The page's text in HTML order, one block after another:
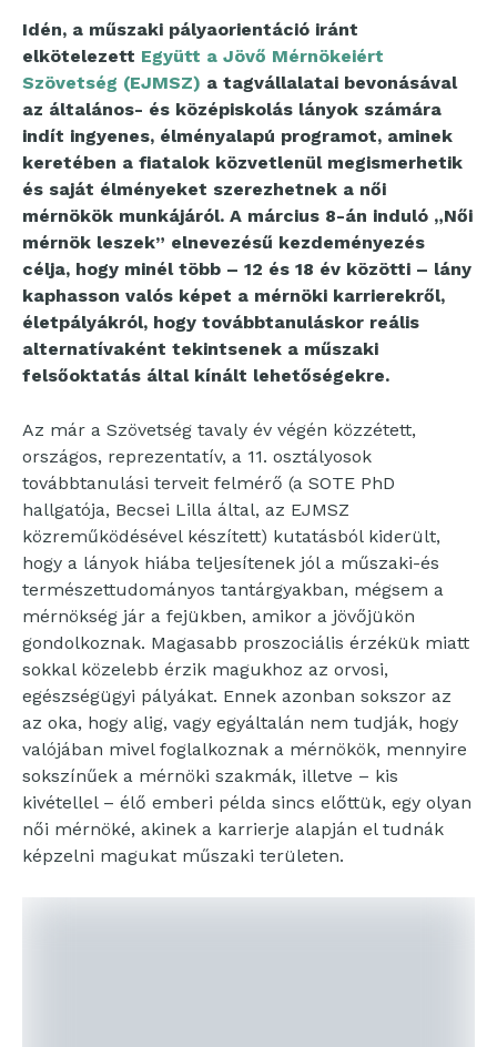
Idén, a műszaki pályaorientáció iránt
elkötelezett Együtt a Jövő Mérnökeiért
Szövetség (EJMSZ) a tagvállalatai bevonásával
az általános- és középiskolás lányok számára
indít ingyenes, élményalapú programot, aminek
keretében a fiatalok közvetlenül megismerhetik
és saját élményeket szerezhetnek a női
mérnökök munkájáról. A március 8-án induló „Női
mérnök leszek” elnevezésű kezdeményezés
célja, hogy minél több – 12 és 18 év közötti – lány
kaphasson valós képet a mérnöki karrierekről,
életpályákról, hogy továbbtanuláskor reális
alternatívaként tekintsenek a műszaki
felsőoktatás által kínált lehetőségekre.
Az már a Szövetség tavaly év végén közzétett,
országos, reprezentatív, a 11. osztályosok
továbbtanulási terveit felmérő (a SOTE PhD
hallgatója, Becsei Lilla által, az EJMSZ
közreműködésével készített) kutatásból kiderült,
hogy a lányok hiába teljesítenek jól a műszaki-és
természettudományos tantárgyakban, mégsem a
mérnökség jár a fejükben, amikor a jövőjükön
gondolkoznak. Magasabb proszociális érzékük miatt
sokkal közelebb érzik magukhoz az orvosi,
egészségügyi pályákat. Ennek azonban sokszor az
az oka, hogy alig, vagy egyáltalán nem tudják, hogy
valójában mivel foglalkoznak a mérnökök, mennyire
sokszínűek a mérnöki szakmák, illetve – kis
kivétellel – élő emberi példa sincs előttük, egy olyan
női mérnöké, akinek a karrierje alapján el tudnák
képzelni magukat műszaki területen.